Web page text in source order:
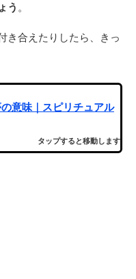
う 。
き合えたりしたら、きっ
意味｜スピリチュアル
タップすると移動します